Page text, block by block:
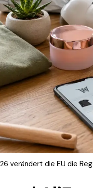
verändert die EU die